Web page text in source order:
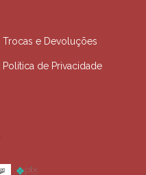
Trocas e Devoluções
Política de Privacidade